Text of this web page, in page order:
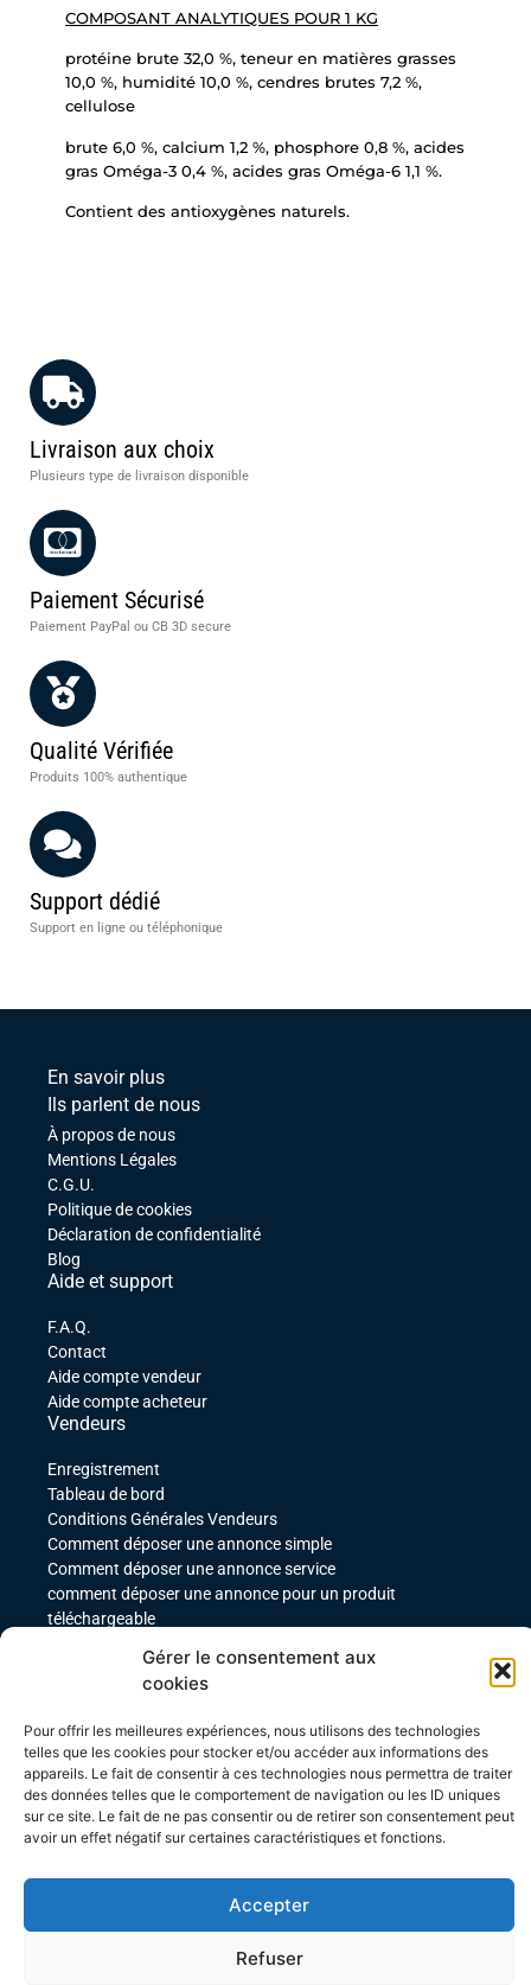
Gérer le consentement aux
cookies
Pour offrir les meilleures expériences, nous utilisons des technologies
telles que les cookies pour stocker et/ou accéder aux informations des
appareils. Le fait de consentir à ces technologies nous permettra de traiter
des données telles que le comportement de navigation ou les ID uniques
sur ce site. Le fait de ne pas consentir ou de retirer son consentement peut
avoir un effet négatif sur certaines caractéristiques et fonctions.
Accepter
Refuser
COMPOSANT ANALYTIQUES POUR 1 KG
protéine brute 32,0 %, teneur en matières grasses
10,0 %, humidité 10,0 %, cendres brutes 7,2 %,
cellulose
brute 6,0 %, calcium 1,2 %, phosphore 0,8 %, acides
gras Oméga-3 0,4 %, acides gras Oméga-6 1,1 %.
Contient des antioxygènes naturels.
Livraison aux choix
Plusieurs type de livraison disponible
Paiement Sécurisé
Paiement PayPal ou CB 3D secure
Qualité Vérifiée
Produits 100% authentique
Support dédié
Support en ligne ou téléphonique
En savoir plus
Ils parlent de nous
À propos de nous
Mentions Légales
C.G.U.
Politique de cookies
Déclaration de confidentialité
Blog
Aide et support
F.A.Q.
Contact
Aide compte vendeur
Aide compte acheteur
Vendeurs
Enregistrement
Tableau de bord
Conditions Générales Vendeurs
Comment déposer une annonce simple
Comment déposer une annonce service
comment déposer une annonce pour un produit
téléchargeable
Mes commandes
Conditions Générales Acheteurs
Site créé par Agence WEBTEBOUL